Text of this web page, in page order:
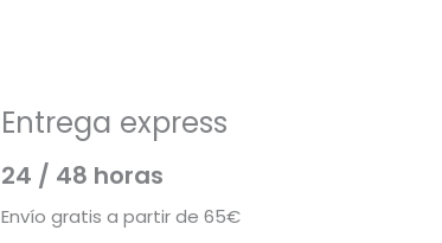
Entrega express
24 / 48 horas
Envío gratis a partir de 65€